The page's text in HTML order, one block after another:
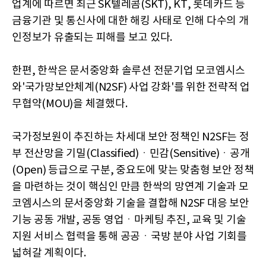
업계에 따르면 최근 SK텔레콤(SKT), KT, 롯데카드 등
금융기관 및 통신사에 대한 해킹 사태로 인해 다수의 개
인정보가 유출되는 피해를 보고 있다.
한편, 한싹은 문서중앙화 솔루션 전문기업 모코엠시스
와'국가망보안체계(N2SF) 사업 강화'를 위한 전략적 업
무협약(MOU)을 체결했다.
국가정보원이 추진하는 차세대 보안 정책인 N2SF는 정
부 전산망을 기밀(Classified)ㆍ민감(Sensitive)ㆍ공개
(Open) 등급으로 구분, 중요도에 맞는 맞춤형 보안 정책
을 마련하는 것이 핵심인 만큼 한싹의 망연계 기술과 모
코엠시스의 문서중앙화 기술을 결합해 N2SF 대응 보안
기능 공동 개발, 공동 영업ㆍ마케팅 추진, 교육 및 기술
지원 서비스 협력을 통해 공공ㆍ국방 분야 사업 기회를
넓혀갈 계획이다.